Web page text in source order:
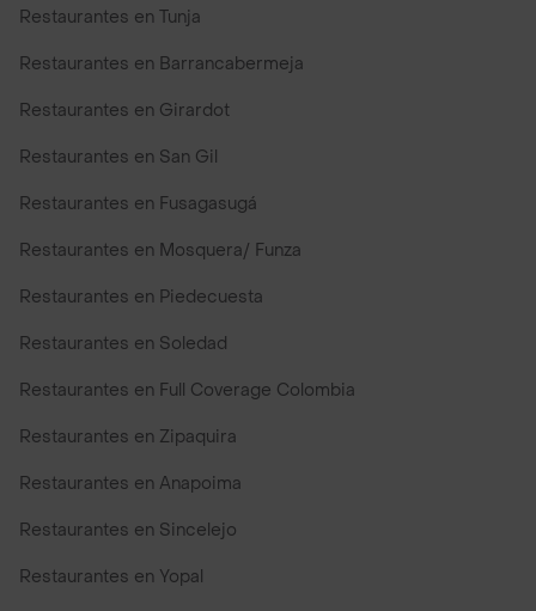
Restaurantes en Tunja
Restaurantes en Barrancabermeja
Restaurantes en Girardot
Restaurantes en San Gil
Restaurantes en Fusagasugá
Restaurantes en Mosquera/ Funza
Restaurantes en Piedecuesta
Restaurantes en Soledad
Restaurantes en Full Coverage Colombia
Restaurantes en Zipaquira
Restaurantes en Anapoima
Restaurantes en Sincelejo
Restaurantes en Yopal